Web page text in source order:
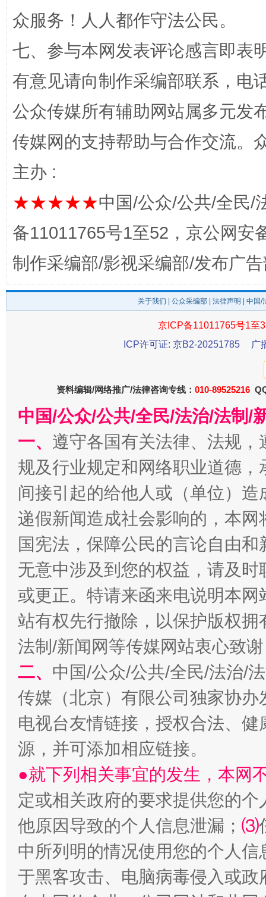
东山县通报“牛蛙产品抗生素超标问题” 法
千年窑火 生生不息
揭开“小金库”的免责幌子
受贿1.44亿！段成刚被判无期
众服务！人人都作守法公民。
七、参与本网发表评论感言即表
有意见请向制作采编部联系，电
公众传媒所有辅助网站属多元发
传媒网的支持帮助与合作交流。
主办 :
★★★★★中国/公众/公共/全民/
备11011765号1至52，京公网安
制作采编部/影视采编部/发布广
关于我们 公众采编部 法律声明 | 中国
京ICP备11011765号1至
ICP许可证: 京B2-20251785
广
资料编辑/网络推广/法律咨询专线： 010-89525216
中国/公众/公共/全民/法治/法制/
一、 遵守各国有关法律、法规
规及行业规定和网络职业道德
间接引起的给他人或（单位）
递假新闻造成社会影响的，本
国宪法，保障公民的言论自由
无意中涉及到您的权益，请及
或更正。特请来函来电说明本
站有权先行撤除，以保护版权
法制/新闻网等传媒网站衷心致
二、 中国/公众/公共/全民/法治/
传媒（北京）有限公司独家协
电视台友情链接，授权合法、
源，并可添加相应链接。
●就下列相关事宜的发生，本网
定或相关政府的要求提供您的个
他原因导致的个人信息泄漏； ⑶
中所列明的情况使用您的个人
于黑客攻击、电脑病毒侵入或